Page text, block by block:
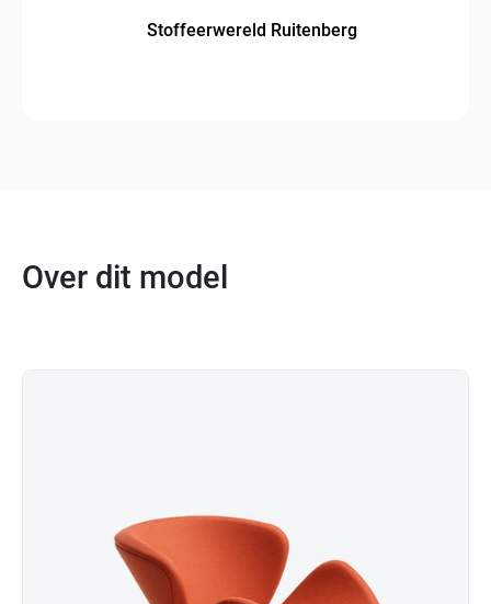
Stoffeerwereld Ruitenberg
Over dit model